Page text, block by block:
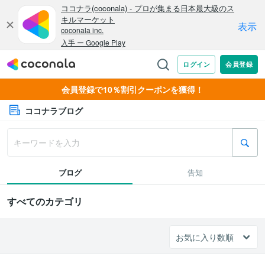
会員登録で10％割引クーポンを獲得！
ココナラブログ
ブログ 告知
すべてのカテゴリ